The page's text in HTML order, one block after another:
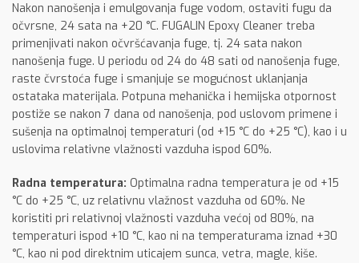
Nakon nanošenja i emulgovanja fuge vodom, ostaviti fugu da
očvrsne, 24 sata na +20 °C. FUGALIN Epoxy Cleaner treba
primenjivati nakon očvršćavanja fuge, tj. 24 sata nakon
nanošenja fuge. U periodu od 24 do 48 sati od nanošenja fuge,
raste čvrstoća fuge i smanjuje se mogućnost uklanjanja
ostataka materijala. Potpuna mehanička i hemijska otpornost
postiže se nakon 7 dana od nanošenja, pod uslovom primene i
sušenja na optimalnoj temperaturi (od +15 °C do +25 °C), kao i u
uslovima relativne vlažnosti vazduha ispod 60%.
Radna temperatura: Optimalna radna temperatura je od +15
°C do +25 °C, uz relativnu vlažnost vazduha od 60%. Ne
koristiti pri relativnoj vlažnosti vazduha većoj od 80%, na
temperaturi ispod +10 °C, kao ni na temperaturama iznad +30
°C, kao ni pod direktnim uticajem sunca, vetra, magle, kiše.